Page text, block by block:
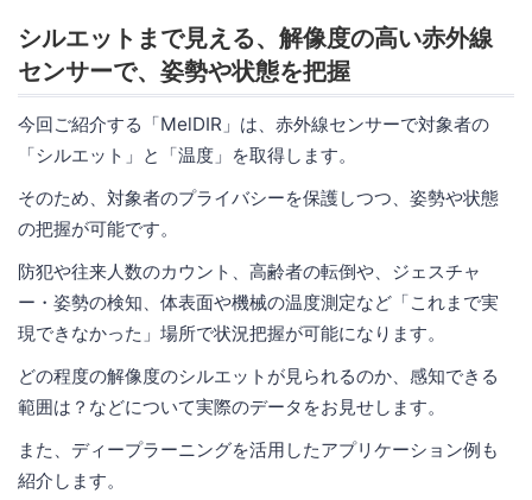
シルエットまで見える、解像度の高い赤外線
センサーで、姿勢や状態を把握
今回ご紹介する「MelDIR」は、赤外線センサーで対象者の
「シルエット」と「温度」を取得します。
そのため、対象者のプライバシーを保護しつつ、姿勢や状態
の把握が可能です。
防犯や往来人数のカウント、高齢者の転倒や、ジェスチャ
ー・姿勢の検知、体表面や機械の温度測定など「これまで実
現できなかった」場所で状況把握が可能になります。
どの程度の解像度のシルエットが見られるのか、感知できる
範囲は？などについて実際のデータをお見せします。
また、ディープラーニングを活用したアプリケーション例も
紹介します。